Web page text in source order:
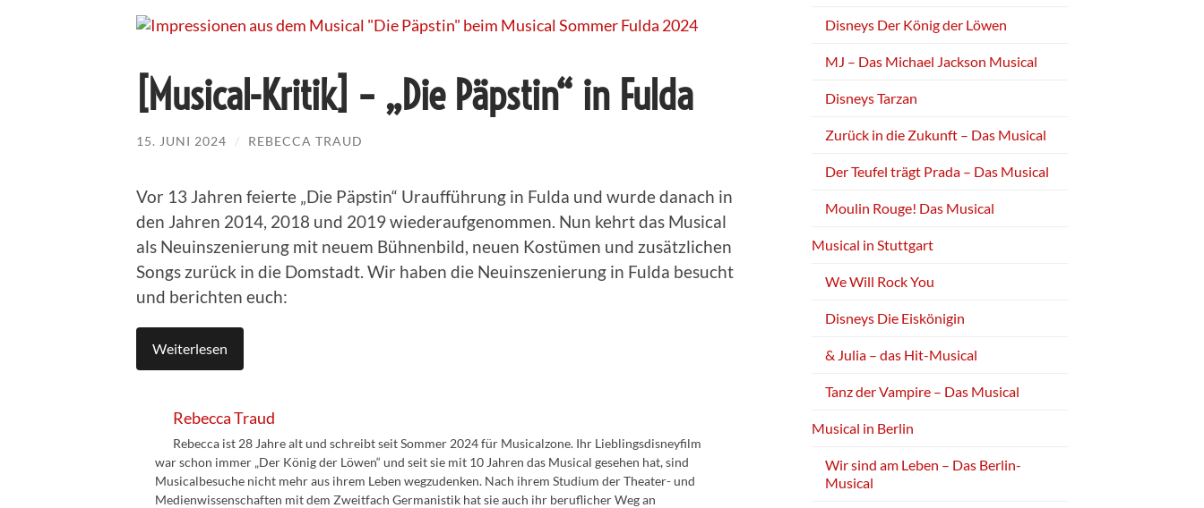
[Musical-Kritik] – „Die Päpstin“ in Fulda
15. JUNI 2024 / REBECCA TRAUD
Vor 13 Jahren feierte „Die Päpstin“ Uraufführung in Fulda und wurde danach in
den Jahren 2014, 2018 und 2019 wiederaufgenommen. Nun kehrt das Musical
als Neuinszenierung mit neuem Bühnenbild, neuen Kostümen und zusätzlichen
Songs zurück in die Domstadt. Wir haben die Neuinszenierung in Fulda besucht
und berichten euch:
Weiterlesen
Rebecca Traud
Rebecca ist 28 Jahre alt und schreibt seit Sommer 2024 für Musicalzone. Ihr Lieblingsdisneyfilm
war schon immer „Der König der Löwen“ und seit sie mit 10 Jahren das Musical gesehen hat, sind
Musicalbesuche nicht mehr aus ihrem Leben wegzudenken. Nach ihrem Studium der Theater- und
Medienwissenschaften mit dem Zweitfach Germanistik hat sie auch ihr beruflicher Weg an
Disneys Der König der Löwen
MJ – Das Michael Jackson Musical
Disneys Tarzan
Zurück in die Zukunft – Das Musical
Der Teufel trägt Prada – Das Musical
Moulin Rouge! Das Musical
Musical in Stuttgart
We Will Rock You
Disneys Die Eiskönigin
& Julia – das Hit-Musical
Tanz der Vampire – Das Musical
Musical in Berlin
Wir sind am Leben – Das Berlin-
Musical